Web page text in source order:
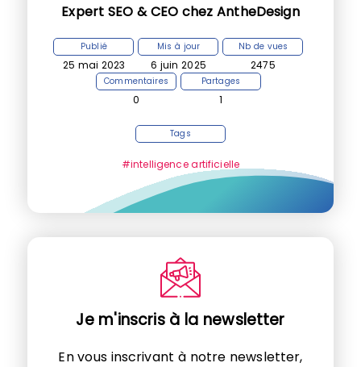
Expert SEO & CEO chez AntheDesign
Publié
25 mai 2023
Mis à jour
6 juin 2025
Nb de vues
2475
Commentaires
0
Partages
1
Tags
#intelligence artificielle
Je m'inscris à la newsletter
En vous inscrivant à notre newsletter,